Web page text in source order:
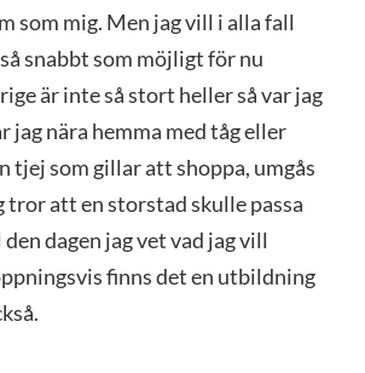
som mig. Men jag vill i alla fall
snabbt som möjligt för nu
är inte så stort heller så var jag
jag nära hemma med tåg eller
tjej som gillar att shoppa, umgås
tror att en storstad skulle passa
dagen jag vet vad jag vill
finns det en utbildning